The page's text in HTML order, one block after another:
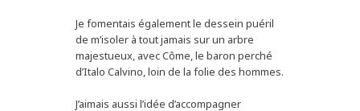
Je fomentais également le dessein puéril
de m’isoler à tout jamais sur un arbre
majestueux, avec Côme, le baron perché
d’Italo Calvino, loin de la folie des hommes.
J’aimais aussi l’idée d’accompagner